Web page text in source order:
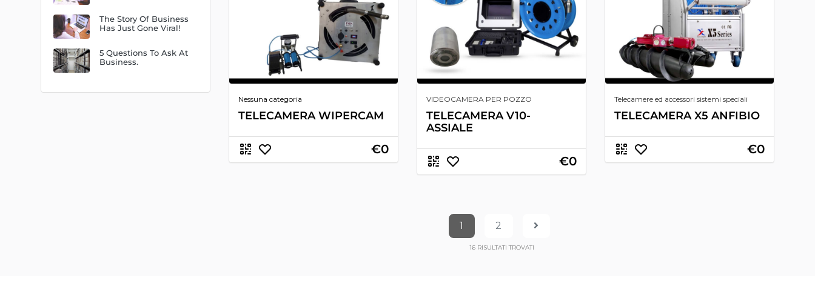
The Story Of Business
Has Just Gone Viral!
5 Questions To Ask At
Business.
Nessuna categoria
TELECAMERA WIPERCAM
€0
VIDEOCAMERA PER POZZO
TELECAMERA V10-
ASSIALE
€0
Telecamere ed accessori sistemi speciali
TELECAMERA X5 ANFIBIO
€0
1 2
16RISULTATI TROVATI